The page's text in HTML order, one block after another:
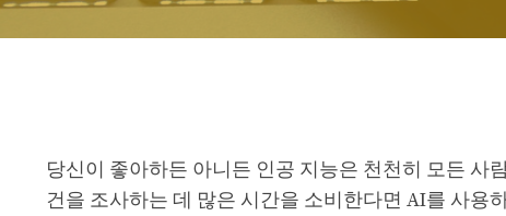
당신이 좋아하든 아니든 인공 지능은 천천히 모든 사
건을 조사하는 데 많은 시간을 소비한다면 AI를 사용